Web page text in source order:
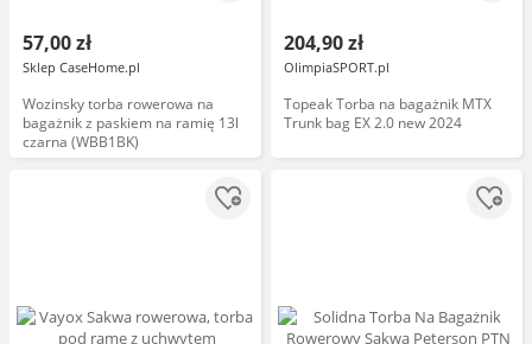
57,00 zł
Sklep CaseHome.pl
Wozinsky torba rowerowa na
bagażnik z paskiem na ramię 13l
czarna (WBB1BK)
204,90 zł
OlimpiaSPORT.pl
Topeak Torba na bagażnik MTX
Trunk bag EX 2.0 new 2024